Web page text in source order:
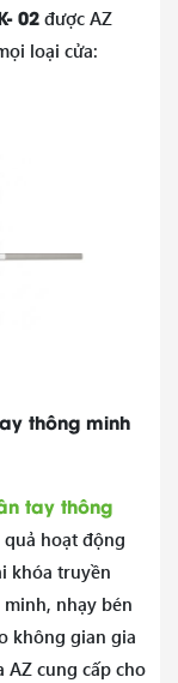
02 được AZ
loại cửa:
thông minh
tay thông
quả hoạt động
khóa truyền
nhạy bén
không gian gia
cung cấp cho